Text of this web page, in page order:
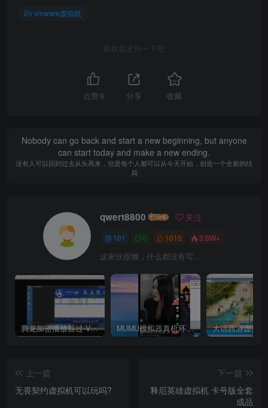
vmware虚拟机
喜欢就支持一下吧
点赞 9 分享 收藏
Nobody can go back and start a new beginning, but anyone
can start today and make a new ending.
没有人可以回到过去从头再来，但是每个人都可以从今天开始，创造一个全新的结
局
qwert8800 关注
101 0 1015 3.6W+
这家伙很懒，什么都没有写...
腾龙加密播放器过 VM虚拟机检测 MUMU模拟器真机环境 ——–选择购买使用 大话西游虚拟机
上一篇
无畏契约虚拟机可以玩吗?
下一篇
释厄英雄虚拟机 卡号版全套
成品